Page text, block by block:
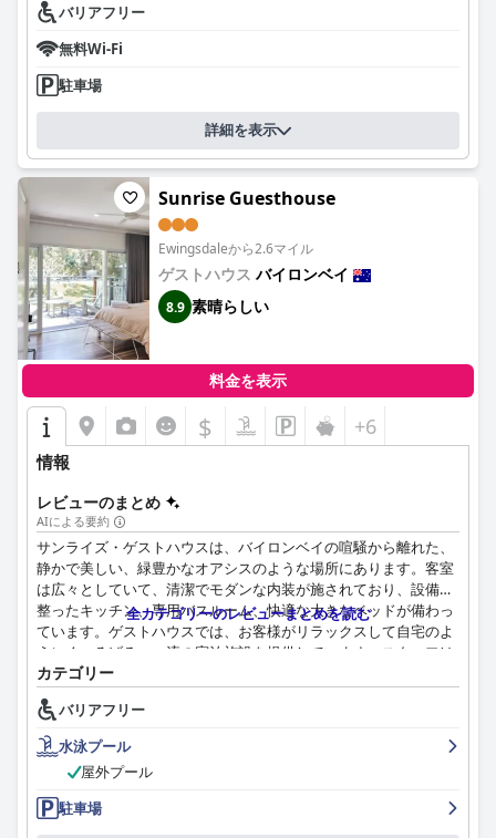
バリアフリー
無料Wi-Fi
駐車場
詳細を表示
Sunrise Guesthouse
Ewingsdaleから2.6マイル
ゲストハウス バイロンベイ
8.9 素晴らしい
料金を表示
$ +6
情報
レビューのまとめ
AIによる要約
サンライズ・ゲストハウスは、バイロンベイの喧騒から離れた、
静かで美しい、緑豊かなオアシスのような場所にあります。客室
は広々としていて、清潔でモダンな内装が施されており、設備の
整ったキッチン、専用バスルーム、快適な大きなベッドが備わっ
ています。ゲストハウスでは、お客様がリラックスして自宅のよ
うにくつろげる、一流の宿泊施設を提供しています。スタッフは
フレンドリーで親切で、多くのお客様が、ルビーさんのとても親
切で信じられないほど助けになる人柄を褒めています。プールエ
リアは息をのむほど美しく、緑豊かで静かな庭園の中にあり、高
品質のリネンが体験に贅沢さを加えています。場所が少し町から
離れすぎていると感じるお客様もいましたが、全体として、サン
ライズ・ゲストハウスは快適でリラックスできる滞在を提供する
という評判を得ています。
全カテゴリーのレビューまとめを読む
カテゴリー
バリアフリー
水泳プール
屋外プール
駐車場